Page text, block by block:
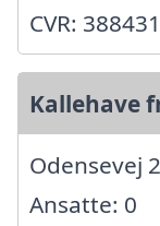
CVR:
Kallehave
Odensevej
Ansatte: 0